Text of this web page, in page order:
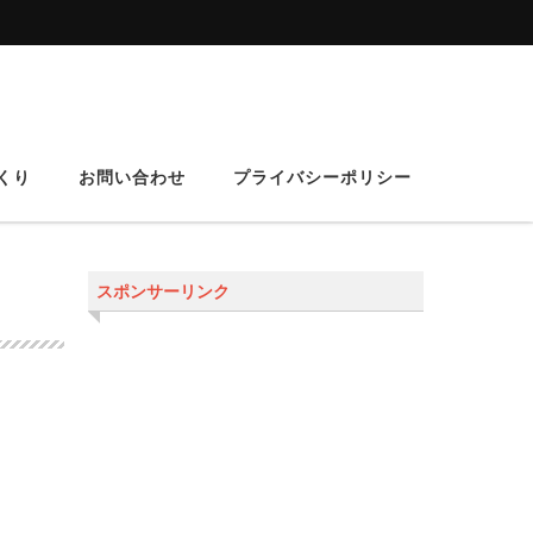
り お問い合わせ プライバシーポリシー
スポンサーリンク